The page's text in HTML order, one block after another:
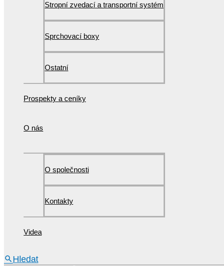
Stropní zvedací a transportní systém
Sprchovací boxy
Ostatní
Prospekty a ceníky
O nás
O společnosti
Kontakty
Videa
Hledat